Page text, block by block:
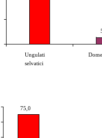
Ungulati
selvatici
75,0